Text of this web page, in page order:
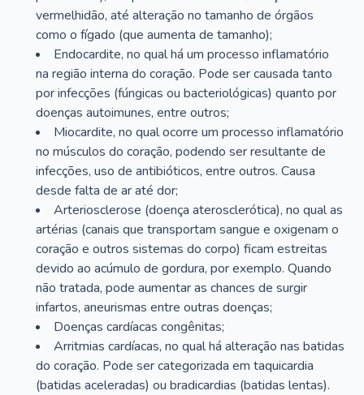
vermelhidão, até alteração no tamanho de órgãos
como o fígado (que aumenta de tamanho);
Endocardite, no qual há um processo inflamatório
na região interna do coração. Pode ser causada tanto
por infecções (fúngicas ou bacteriológicas) quanto por
doenças autoimunes, entre outros;
Miocardite, no qual ocorre um processo inflamatório
no músculos do coração, podendo ser resultante de
infecções, uso de antibióticos, entre outros. Causa
desde falta de ar até dor;
Arteriosclerose (doença aterosclerótica), no qual as
artérias (canais que transportam sangue e oxigenam o
coração e outros sistemas do corpo) ficam estreitas
devido ao acúmulo de gordura, por exemplo. Quando
não tratada, pode aumentar as chances de surgir
infartos, aneurismas entre outras doenças;
Doenças cardíacas congênitas;
Arritmias cardíacas, no qual há alteração nas batidas
do coração. Pode ser categorizada em taquicardia
(batidas aceleradas) ou bradicardias (batidas lentas).